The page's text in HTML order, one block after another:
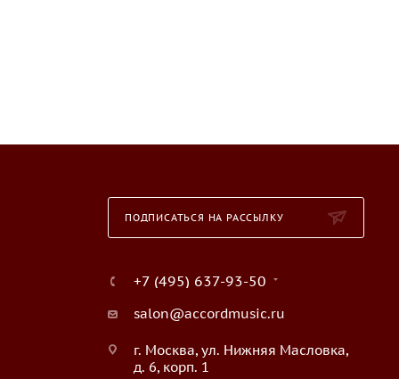
ПОДПИСАТЬСЯ НА РАССЫЛКУ
+7 (495) 637-93-50
salon@accordmusic.ru
г. Москва, ул. Нижняя Масловка,
д. 6, корп. 1